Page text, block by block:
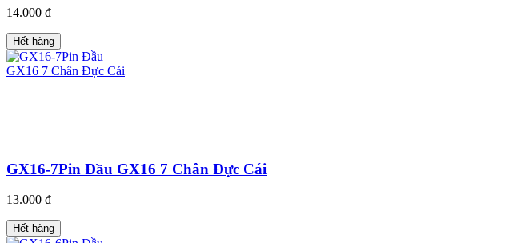
14.000 đ
Hết hàng
GX16-7Pin Đầu GX16 7 Chân Đực Cái
13.000 đ
Hết hàng